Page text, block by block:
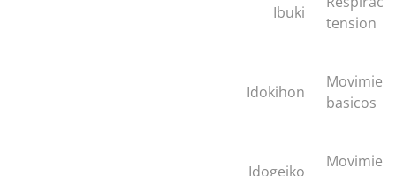
Ibuki
tension
Idokihon
basicos
Idogeiko